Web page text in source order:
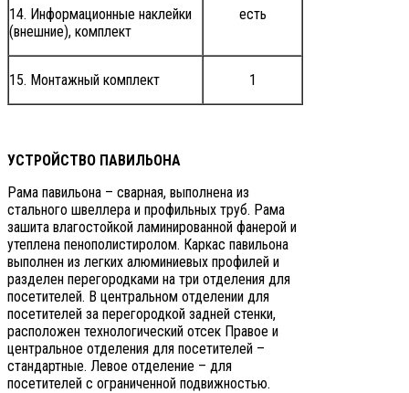
14. Информационные наклейки
(внешние), комплект
есть
15. Монтажный комплект 1
УСТРОЙСТВО ПАВИЛЬОНА
Рама павильона – сварная, выполнена из
стального швеллера и профильных труб. Рама
зашита влагостойкой ламинированной фанерой и
утеплена пенополистиролом. Каркас павильона
выполнен из легких алюминиевых профилей и
разделен перегородками на три отделения для
посетителей. В центральном отделении для
посетителей за перегородкой задней стенки,
расположен технологический отсек Правое и
центральное отделения для посетителей –
стандартные. Левое отделение – для
посетителей с ограниченной подвижностью.